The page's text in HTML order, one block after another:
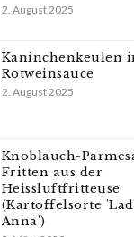
2. August 2025
Kaninchenkeulen
Rotweinsauce
2. August 2025
Knoblauch-
Fritten aus der
Heissluftfritteuse
(Kartoffelsorte
Anna')